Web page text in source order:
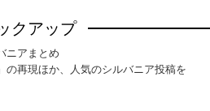
クアップ
ニアまとめ
の再現ほか、人気のシルバニア投稿を